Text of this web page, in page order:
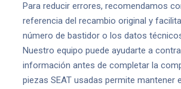
Para reducir errores, recomendamos
referencia del recambio original y
número de bastidor o los datos
Nuestro equipo puede ayudarte a
información antes de completar la
piezas SEAT usadas permite mantener